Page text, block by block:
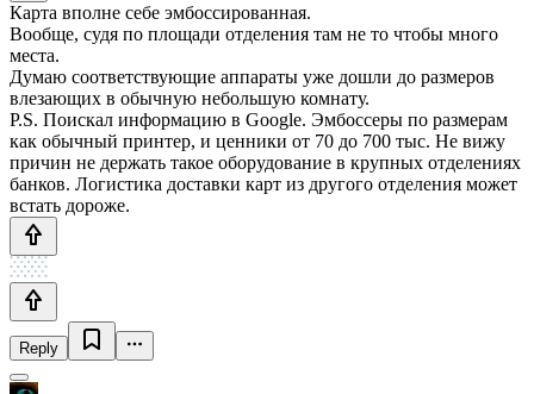
Карта вполне себе эмбоссированная.
Вообще, судя по площади отделения там не то чтобы много
места.
Думаю соответствующие аппараты уже дошли до размеров
влезающих в обычную небольшую комнату.
P.S. Поискал информацию в Google. Эмбоссеры по размерам
как обычный принтер, и ценники от 70 до 700 тыс. Не вижу
причин не держать такое оборудование в крупных отделениях
банков. Логистика доставки карт из другого отделения может
встать дороже.
Reply